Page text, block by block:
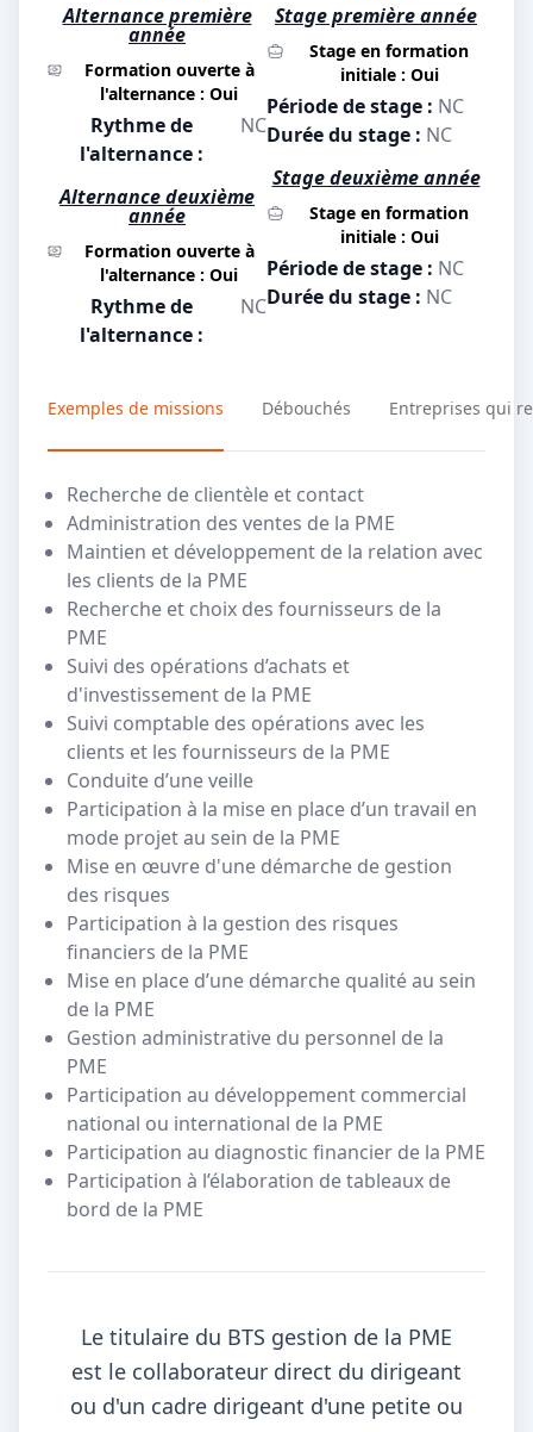
Alternance première
année
Formation ouverte à
l'alternance : Oui
Rythme de
l'alternance :
NC
Alternance deuxième
année
Formation ouverte à
l'alternance : Oui
Rythme de
l'alternance :
NC
Stage première année
Stage en formation
initiale : Oui
Période de stage : NC
Durée du stage : NC
Stage deuxième année
Stage en formation
initiale : Oui
Période de stage : NC
Durée du stage : NC
Exemples de missions Débouchés Entreprises qui
Recherche de clientèle et contact
Administration des ventes de la PME
Maintien et développement de la relation avec
les clients de la PME
Recherche et choix des fournisseurs de la
PME
Suivi des opérations d’achats et
d'investissement de la PME
Suivi comptable des opérations avec les
clients et les fournisseurs de la PME
Conduite d’une veille
Participation à la mise en place d’un travail en
mode projet au sein de la PME
Mise en œuvre d'une démarche de gestion
des risques
Participation à la gestion des risques
financiers de la PME
Mise en place d’une démarche qualité au sein
de la PME
Gestion administrative du personnel de la
PME
Participation au développement commercial
national ou international de la PME
Participation au diagnostic financier de la PME
Participation à l’élaboration de tableaux de
bord de la PME
Le titulaire du BTS gestion de la PME
est le collaborateur direct du dirigeant
ou d'un cadre dirigeant d'une petite ou